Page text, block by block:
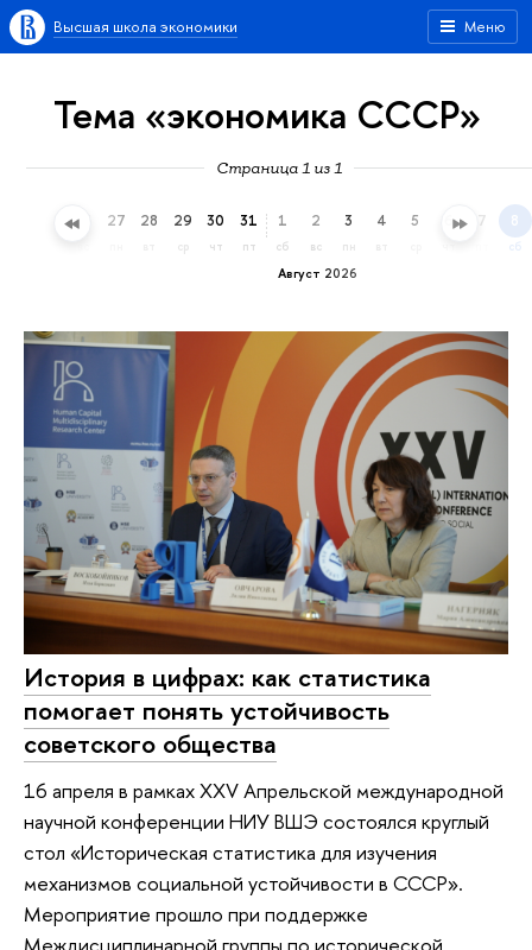
Меню
Высшая школа экономики
Тема «экономика СССР»
Страница 1 из 1
26 27 28 29
ср
30
чт
31
пт
Август 2026
1
сб
2
вс
3
пн
4 5 6 7 8
сб
История в цифрах: как статистика
помогает понять устойчивость
советского общества
16 апреля в рамках XXV Апрельской международной
научной конференции НИУ ВШЭ состоялся круглый
стол «Историческая статистика для изучения
механизмов социальной устойчивости в СССР».
Мероприятие прошло при поддержке